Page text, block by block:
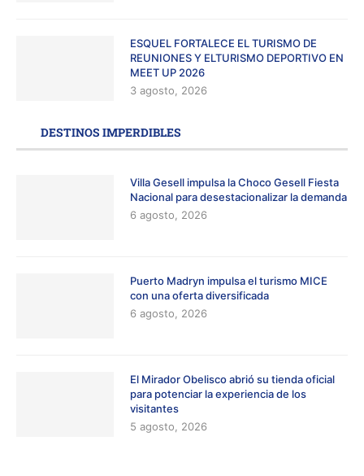
ESQUEL FORTALECE EL TURISMO DE
REUNIONES Y ELTURISMO DEPORTIVO EN
MEET UP 2026
3 agosto, 2026
DESTINOS IMPERDIBLES
Villa Gesell impulsa la Choco Gesell Fiesta
Nacional para desestacionalizar la demanda
6 agosto, 2026
Puerto Madryn impulsa el turismo MICE
con una oferta diversificada
6 agosto, 2026
El Mirador Obelisco abrió su tienda oficial
para potenciar la experiencia de los
visitantes
5 agosto, 2026